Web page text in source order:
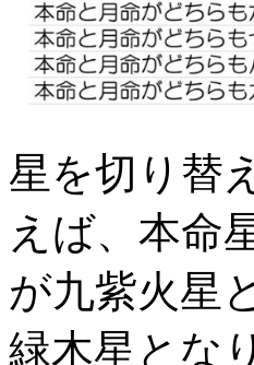
星を切り替
えば、本命
が九紫火星
緑木星とな